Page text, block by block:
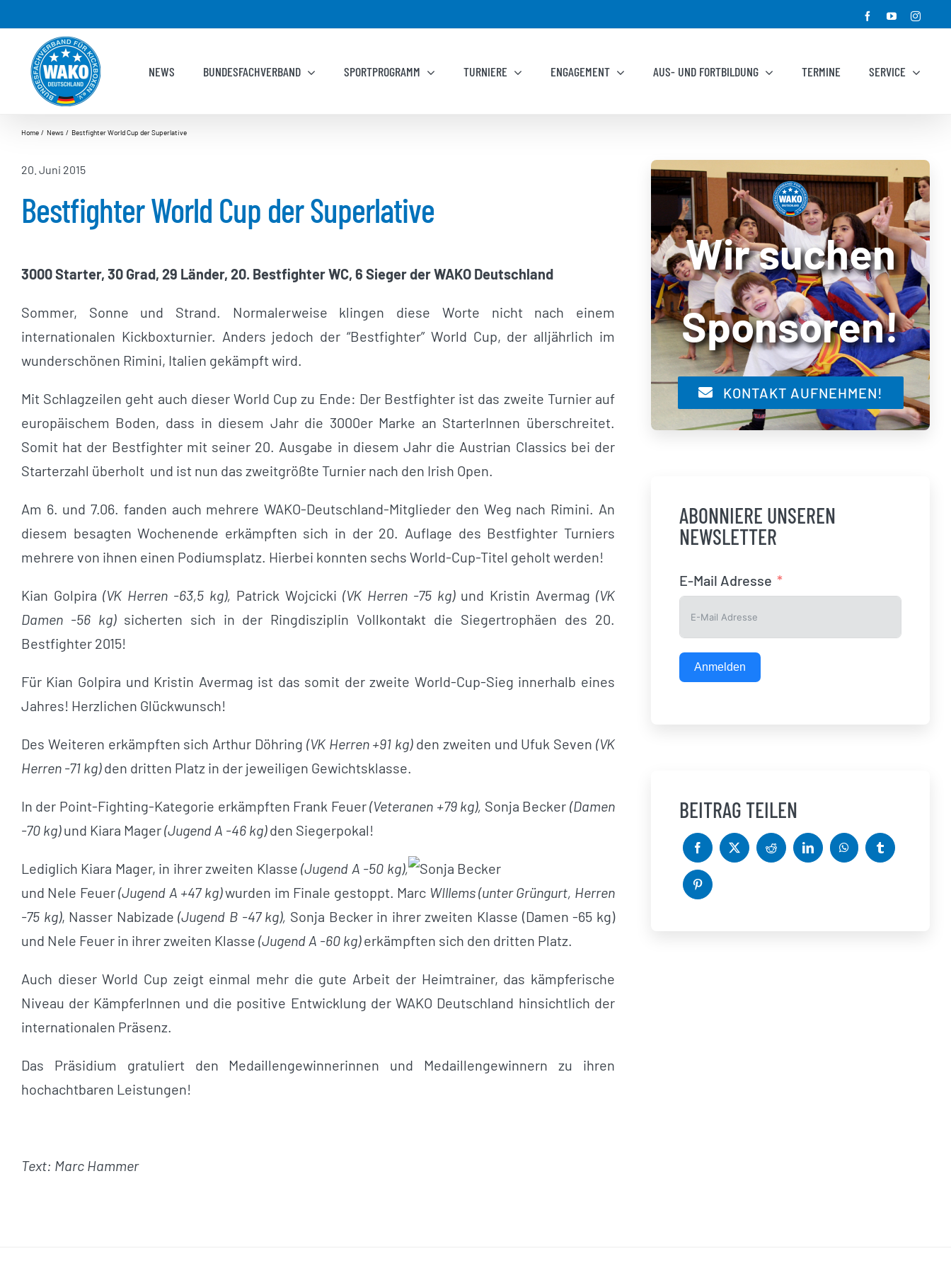
springen
FacebookYouTube
NEWS BUNDESFACHVERBAND SPORTPROGRAMM TURNIERE ENGAGEMENT AUS- UND FORTBILDUNG TERMINE SERVICE
Home News Bestfighter World Cup der Superlative
20. Juni 2015
Bestfighter World Cup der Superlative
3000 Starter, 30 Grad, 29 Länder, 20. Bestfighter WC, 6 Sieger der WAKO Deutschland
Sommer, Sonne und Strand. Normalerweise klingen diese Worte nicht nach einem
internationalen Kickboxturnier. Anders jedoch der “Bestfighter” World Cup, der alljährlich im
wunderschönen Rimini, Italien gekämpft wird.
Mit Schlagzeilen geht auch dieser World Cup zu Ende: Der Bestfighter ist das zweite Turnier auf
europäischem Boden, dass in diesem Jahr die 3000er Marke an StarterInnen überschreitet.
Somit hat der Bestfighter mit seiner 20. Ausgabe in diesem Jahr die Austrian Classics bei der
Starterzahl überholt und ist nun das zweitgrößte Turnier nach den Irish Open.
Am 6. und 7.06. fanden auch mehrere WAKO-Deutschland-Mitglieder den Weg nach Rimini. An
diesem besagten Wochenende erkämpften sich in der 20. Auflage des Bestfighter Turniers
mehrere von ihnen einen Podiumsplatz. Hierbei konnten sechs World-Cup-Titel geholt werden!
Kian Golpira (VK Herren -63,5 kg), Patrick Wojcicki (VK Herren -75 kg)und Kristin Avermag (VK
Damen -56 kg)sicherten sich in der Ringdisziplin Vollkontakt die Siegertrophäen des 20.
Bestfighter 2015!
Für Kian Golpira und Kristin Avermag ist das somit der zweite World-Cup-Sieg innerhalb eines
Jahres! Herzlichen Glückwunsch!
Des Weiteren erkämpften sich Arthur Döhring (VK Herren +91 kg) den zweiten und Ufuk Seven (VK
Herren -71 kg)den dritten Platz in der jeweiligen Gewichtsklasse.
In der Point-Fighting-Kategorie erkämpften Frank Feuer(Veteranen +79 kg), Sonja Becker (Damen
-70 kg)und Kiara Mager(Jugend A -46 kg)den Siegerpokal!
Lediglich Kiara Mager, in ihrer zweiten Klasse(Jugend A -50 kg),
und Nele Feuer(Jugend A +47 kg)wurden im Finale gestoppt. Marc WIllems (unter Grüngurt, Herren
-75 kg), Nasser Nabizade(Jugend B -47 kg), Sonja Becker in ihrer zweiten Klasse (Damen -65 kg)
und Nele Feuer in ihrer zweiten Klasse (Jugend A -60 kg)erkämpften sich den dritten Platz.
Auch dieser World Cup zeigt einmal mehr die gute Arbeit der Heimtrainer, das kämpferische
Niveau der KämpferInnen und die positive Entwicklung der WAKO Deutschland hinsichtlich der
internationalen Präsenz.
Das Präsidium gratuliert den Medaillengewinnerinnen und Medaillengewinnern zu ihren
hochachtbaren Leistungen!
Text: Marc Hammer
Wir suchen
Sponsoren!
KONTAKT AUFNEHMEN!
ABONNIERE UNSEREN
NEWSLETTER
E-Mail Adresse
Anmelden
BEITRAG TEILEN